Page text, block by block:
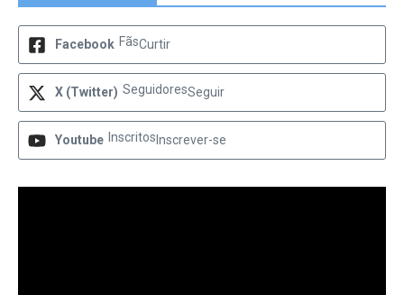
Facebook FãsCurtir
X (Twitter) SeguidoresSeguir
Youtube Inscritos Inscrever-se